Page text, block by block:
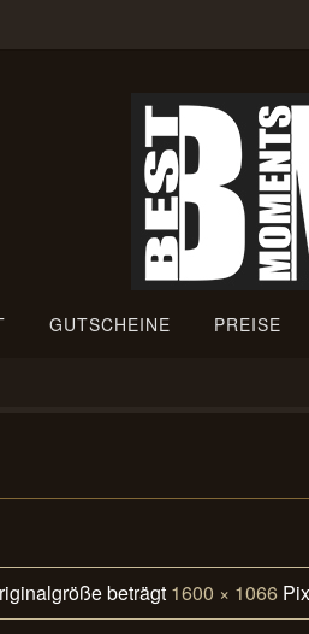
GUTSCHEINE PREISE
beträgt 1600 × 1066